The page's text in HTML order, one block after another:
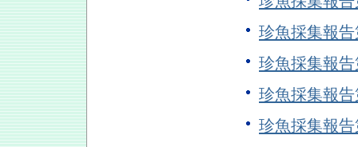
珍魚採集報
珍魚採集報
珍魚採集報
珍魚採集報